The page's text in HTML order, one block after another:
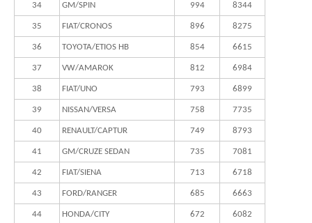
34 GM/SPIN 994 8344
35 FIAT/CRONOS 896 8275
36 TOYOTA/ETIOS HB 854 6615
37 VW/AMAROK 812 6984
38 FIAT/UNO 793 6899
39 NISSAN/VERSA 758 7735
40 RENAULT/CAPTUR 749 8793
41 GM/CRUZE SEDAN 735 7081
42 FIAT/SIENA 713 6718
43 FORD/RANGER 685 6663
44 HONDA/CITY 672 6082